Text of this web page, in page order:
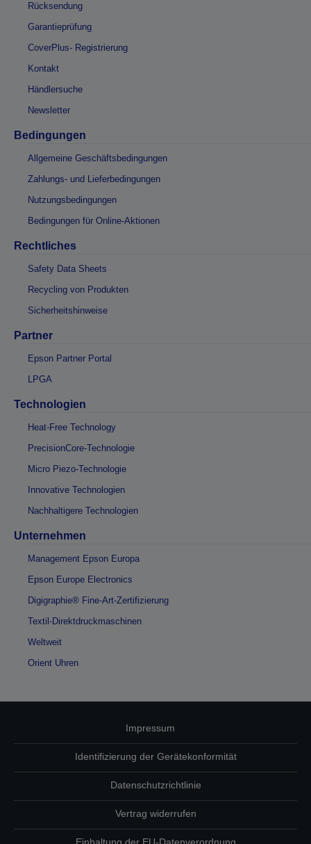
Rücksendung
Garantieprüfung
CoverPlus- Registrierung
Kontakt
Händlersuche
Newsletter
Bedingungen
Allgemeine Geschäftsbedingungen
Zahlungs- und Lieferbedingungen
Nutzungsbedingungen
Bedingungen für Online-Aktionen
Rechtliches
Safety Data Sheets
Recycling von Produkten
Sicherheitshinweise
Partner
Epson Partner Portal
LPGA
Technologien
Heat-Free Technology
PrecisionCore-Technologie
Micro Piezo-Technologie
Innovative Technologien
Nachhaltigere Technologien
Unternehmen
Management Epson Europa
Epson Europe Electronics
Digigraphie® Fine-Art-Zertifizierung
Textil-Direktdruckmaschinen
Weltweit
Orient Uhren
Impressum
Identifizierung der Gerätekonformität
Datenschutzrichtlinie
Vertrag widerrufen